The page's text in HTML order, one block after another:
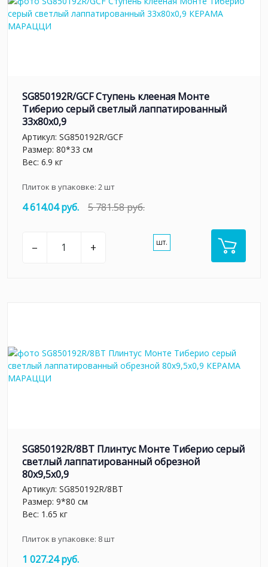
SG850192R/GCF Ступень клееная Монте
Тиберио серый светлый лаппатированный
33x80x0,9
Артикул: SG850192R/GCF
Размер: 80*33 см
Вес: 6.9 кг
Плиток в упаковке: 2шт
4 614.04 руб. 5 781.58 руб.
– + шт.
SG850192R/8BT Плинтус Монте Тиберио серый
светлый лаппатированный обрезной
80x9,5x0,9
Артикул: SG850192R/8BT
Размер: 9*80 см
Вес: 1.65 кг
Плиток в упаковке: 8шт
1 027.24 руб.